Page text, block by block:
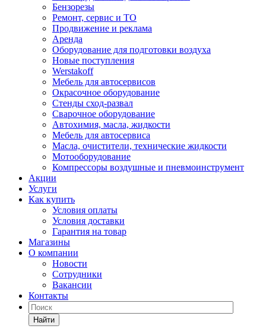
Бензорезы
Ремонт, сервис и ТО
Продвижение и реклама
Аренда
Оборудование для подготовки воздуха
Новые поступления
Werstakoff
Мебель для автосервисов
Окрасочное оборудование
Стенды сход-развал
Сварочное оборудование
Автохимия, масла, жидкости
Мебель для автосервиса
Масла, очистители, технические жидкости
Мотооборудование
Компрессоры воздушные и пневмоинструмент
Акции
Услуги
Как купить
Условия оплаты
Условия доставки
Гарантия на товар
Магазины
О компании
Новости
Сотрудники
Вакансии
Контакты
Найти